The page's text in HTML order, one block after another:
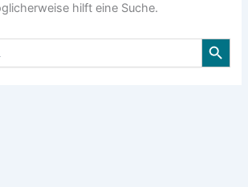
hilft eine Suche.
Search Button